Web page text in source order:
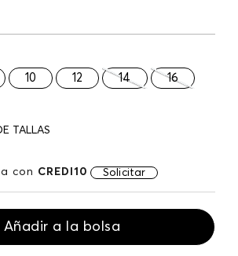
10 12 14 16
TALLAS
con CREDI10 Solicitar
Añadir a la bolsa